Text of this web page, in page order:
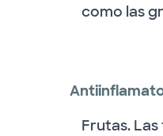
como las
Frutas.